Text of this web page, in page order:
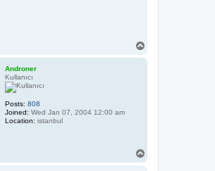
Androner
Kullanıcı
Posts: 808
Joined: Wed Jan 07, 2004 12:00 am
Location: istanbul